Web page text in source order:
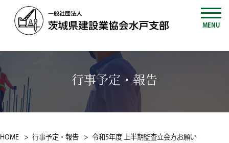
MENU
行事予定・報告
HOME 行事予定・報告 令和5年度 上半期監査立会方お願い